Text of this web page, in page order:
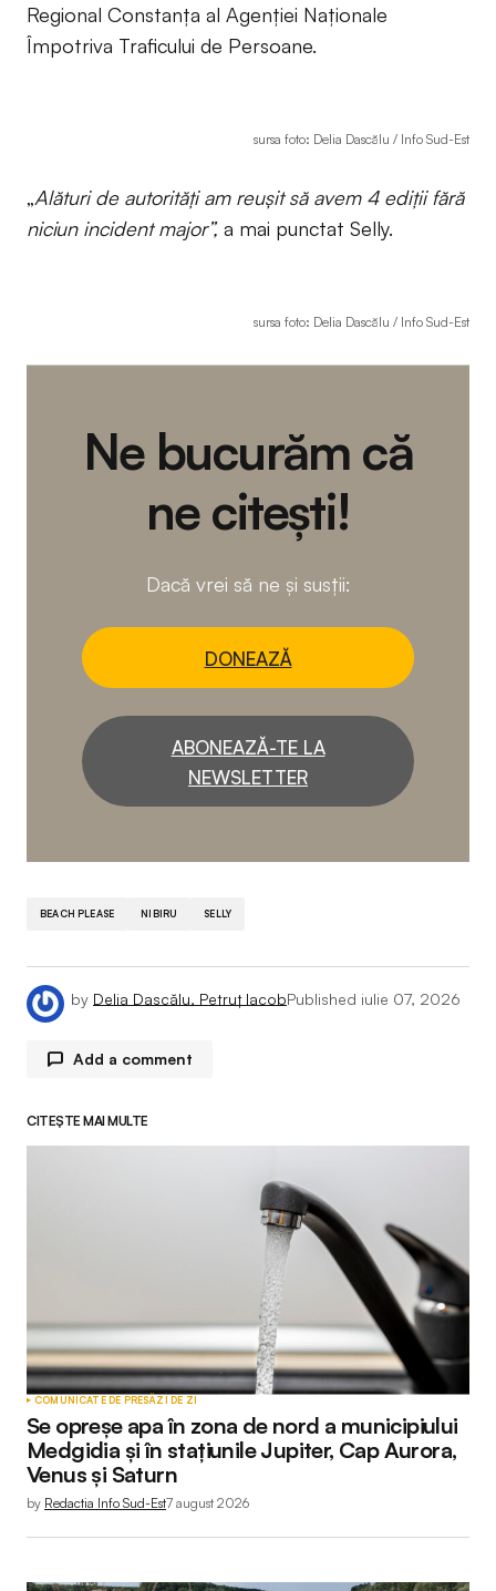
Regional Constanța al Agenției Naționale
Împotriva Traficului de Persoane.
sursa foto: Delia Dascălu / Info Sud-Est
„Alături de autorități am reușit să avem 4 ediții fără
niciun incident major”, a mai punctat Selly.
sursa foto: Delia Dascălu / Info Sud-Est
Ne bucurăm că
ne citești!
Dacă vrei să ne și susții:
DONEAZĂ
ABONEAZĂ-TE LA
NEWSLETTER
BEACH PLEASE NIBIRU SELLY
by Delia Dascălu, Petruț IacobPublished iulie 07, 2026
Add a comment
Adresa ta de email nu va fi publicată. Câmpurile
Your Name*
Your E-mail*
CITEȘTE MAI MULTE
COMUNICATE DE PRESĂZI DE ZI
Se opreșe apa în zona de nord a municipiului
Medgidia și în stațiunile Jupiter, Cap Aurora,
Venus și Saturn
by Redactia Info Sud-Est7 august 2026